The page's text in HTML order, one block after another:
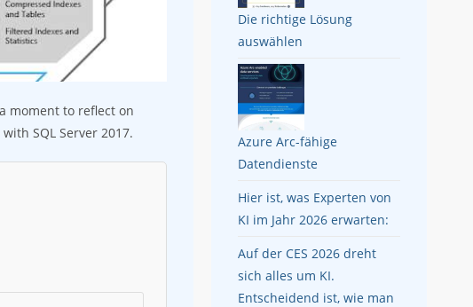
moment to reflect on
SQL Server 2017.
Die richtige Lösung
auswählen
Azure Arc-fähige
Datendienste
Hier ist, was Experten von
KI im Jahr 2026 erwarten:
Auf der CES 2026 dreht
sich alles um KI.
Entscheidend ist, wie man